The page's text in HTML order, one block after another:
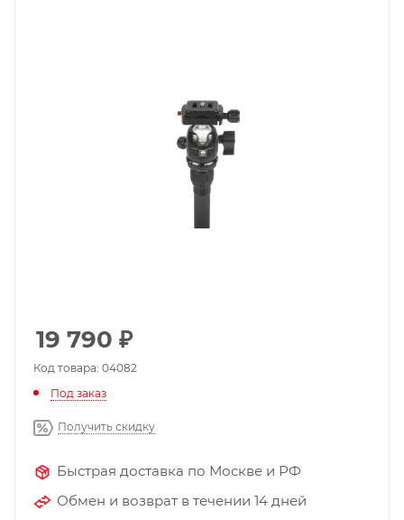
19 790 ₽
Код товара: 04082
Под заказ
Получить скидку
Быстрая доставка по Москве и РФ
Обмен и возврат в течении 14 дней